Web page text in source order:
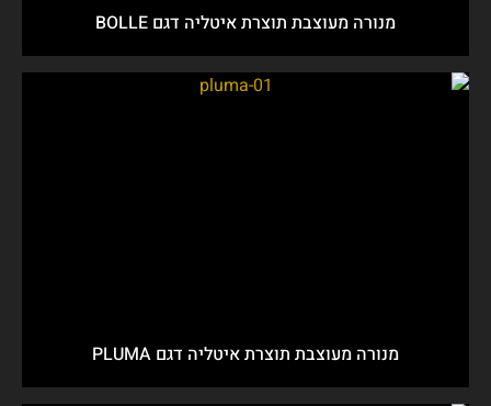
מנורה מעוצבת תוצרת איטליה דגם BOLLE
מנורה מעוצבת תוצרת איטליה דגם PLUMA